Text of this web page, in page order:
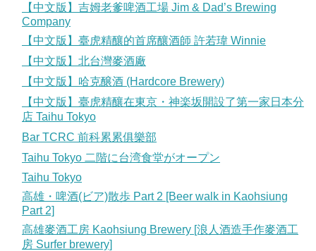
【中文版】吉姆老爹啤酒工場 Jim & Dad’s Brewing
Company
【中文版】臺虎精釀的首席釀酒師 許若瑋 Winnie
【中文版】北台灣麥酒廠
【中文版】哈克醸酒 (Hardcore Brewery)
【中文版】臺虎精釀在東京・神楽坂開設了第一家日本分
店 Taihu Tokyo
Bar TCRC 前科累累俱樂部
Taihu Tokyo 二階に台湾食堂がオープン
Taihu Tokyo
高雄・啤酒(ビア)散歩 Part 2 [Beer walk in Kaohsiung
Part 2]
高雄麥酒工房 Kaohsiung Brewery [浪人酒造手作麥酒工
房 Surfer brewery]